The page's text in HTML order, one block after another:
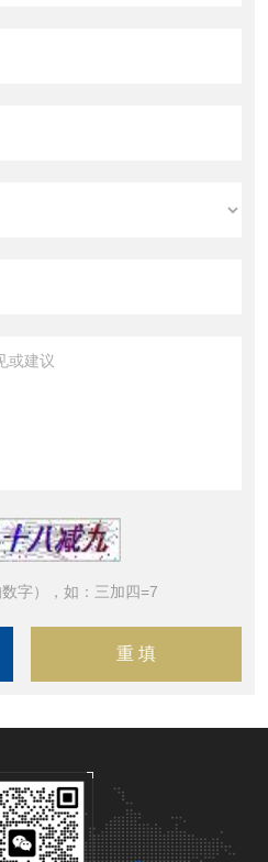
字），如：三加四=7